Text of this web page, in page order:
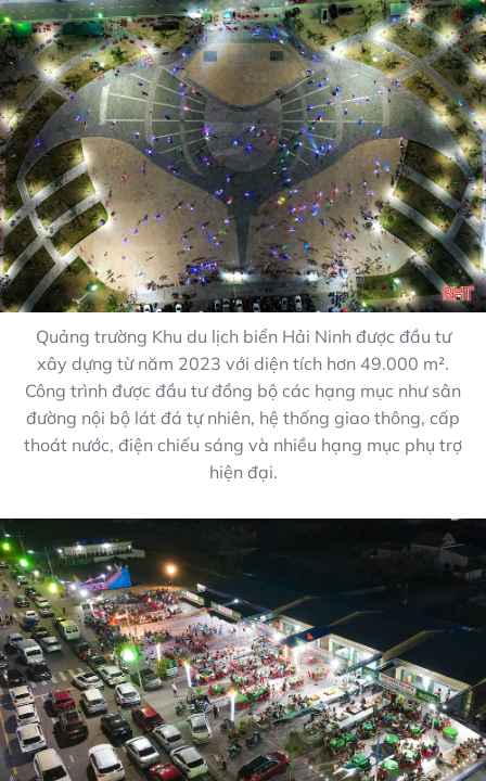
Quảng trường Khu du lịch biển Hải Ninh được đầu tư
xây dựng từ năm 2023 với diện tích hơn 49.000 m².
Công trình được đầu tư đồng bộ các hạng mục như sân
đường nội bộ lát đá tự nhiên, hệ thống giao thông, cấp
thoát nước, điện chiếu sáng và nhiều hạng mục phụ trợ
hiện đại.